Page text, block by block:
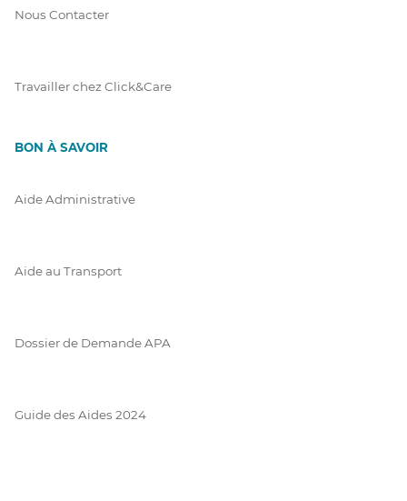
Nous Contacter
Travailler chez Click&Care
BON À SAVOIR
Aide Administrative
Aide au Transport
Dossier de Demande APA
Guide des Aides 2024